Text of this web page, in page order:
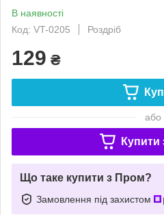
В наявності
Код: VT-0205
Роздріб
129 ₴
або
Купити
Що таке купити з Пром?
Замовлення під захистом